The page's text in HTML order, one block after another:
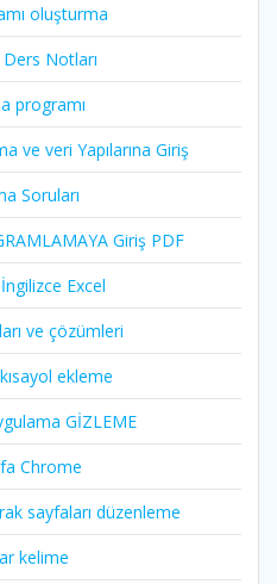
oluşturma
Notları
programı
ve veri Yapılarına Giriş
Soruları
Giriş PDF
Excel
ve çözümleri
ekleme
GİZLEME
Chrome
sayfaları düzenleme
kelime